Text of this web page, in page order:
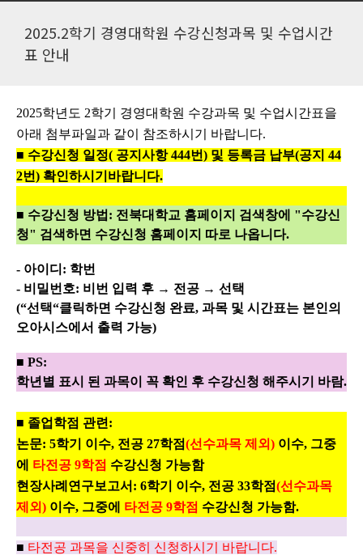
2025.2학기 경영대학원 수강신청과목 및 수업시간
표 안내
2025학년도 2학기 경영대학원 수강과목 및 수업시간표을
아래 첨부파일과 같이 참조하시기 바랍니다.
■ 수강신청 일정( 공지사항444번) 및 등록금 납부(공지 44
2번) 확인하시기바랍니다.
■ 수강신청 방법 : 전북대학교 홈페이지 검색창에 "수강신
청" 검색하면 수강신청 홈페이지 따로 나옵니다.
- 아이디 : 학번
- 비밀번호: 비번 입력 후 → 전공 → 선택
(“선택“클릭하면 수강신청 완료, 과목 및 시간표는 본인의
오아시스에서 출력 가능)
■ PS:
학년별 표시 된 과목이 꼭 확인 후 수강신청 해주시기 바람.
■ 졸업학점 관련 :
논문: 5학기 이수, 전공 27학점(선수과목 제외) 이수, 그중
에 타전공 9학점 수강신청 가능함
현장사례연구보고서 : 6학기 이수, 전공 33학점(선수과목
제외) 이수, 그중에 타전공 9학점 수강신청 가능함.
■ 타전공 과목을 신중히 신청하시기 바랍니다.